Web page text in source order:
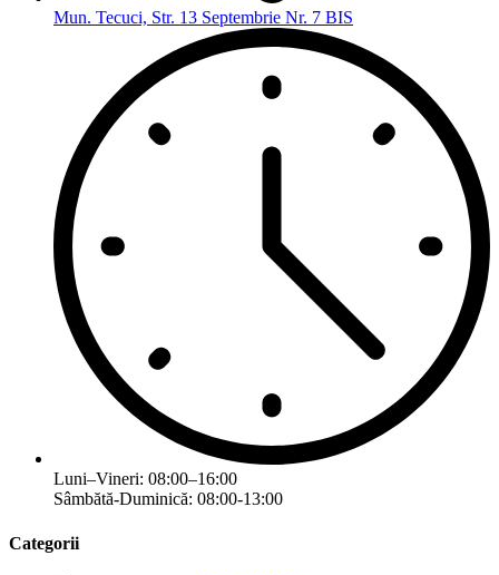
Mun. Tecuci, Str. 13 Septembrie Nr. 7 BIS
Luni–Vineri: 08:00–16:00
Sâmbătă-Duminică: 08:00-13:00
Categorii